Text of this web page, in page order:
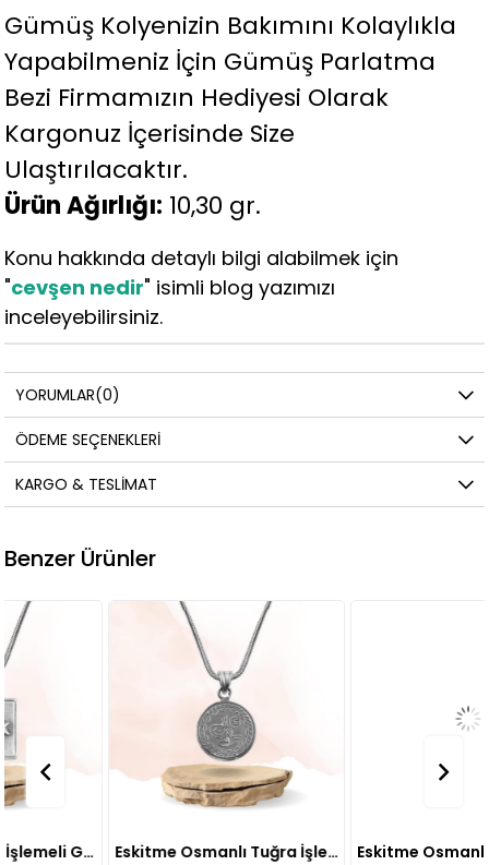
Gümüş Kolyenizin Bakımını Kolaylıkla
Yapabilmeniz İçin Gümüş Parlatma
Bezi Firmamızın Hediyesi Olarak
Kargonuz İçerisinde Size
Ulaştırılacaktır.
Ürün Ağırlığı: 10,30 gr.
Konu hakkında detaylı bilgi alabilmek için
"cevşen nedir" isimli blog yazımızı
inceleyebilirsiniz.
YORUMLAR(0)
ÖDEME SEÇENEKLERI
KARGO & TESLIMAT
Benzer Ürünler
Eskitme Osmanlı Tuğra İşlemeli Gümüş Cevşen Kolye
Eskitme Osmanlı Tuğra İşlemeli Cevşen Gümüş Kolye